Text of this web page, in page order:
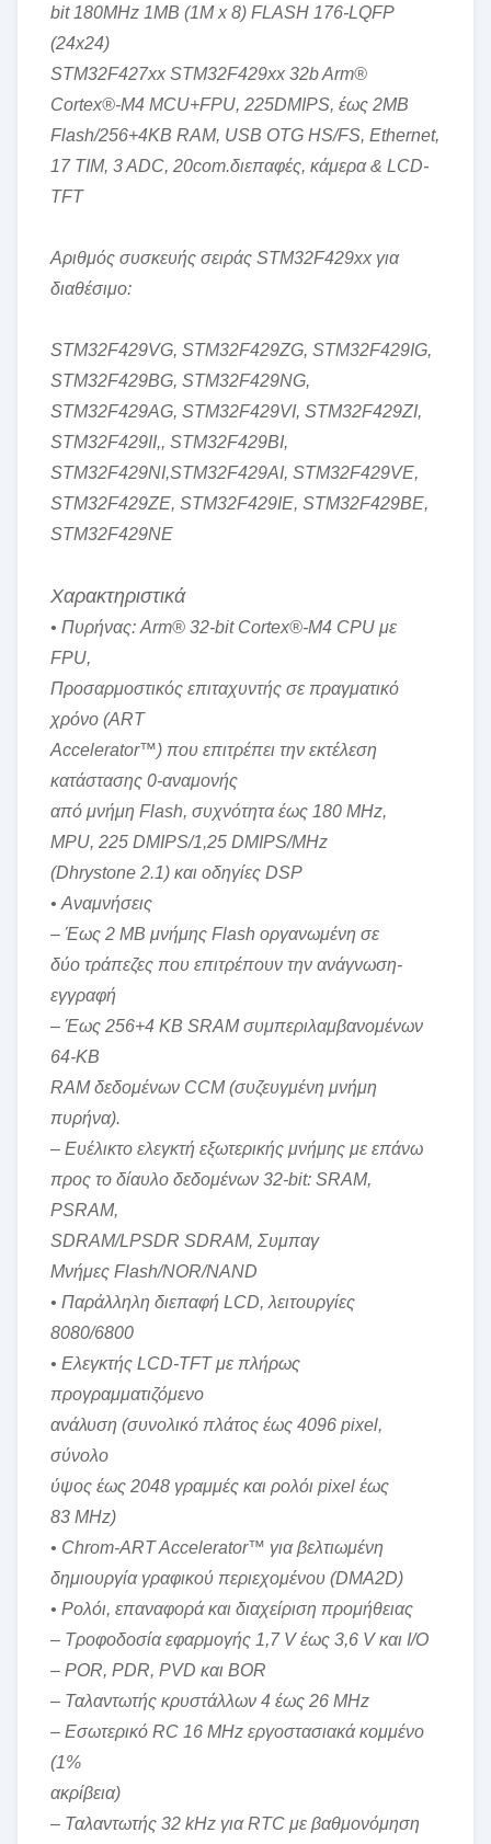
bit 180MHz 1MB (1M x 8) FLASH 176-LQFP
(24x24)
STM32F427xx STM32F429xx 32b Arm®
Cortex®-M4 MCU+FPU, 225DMIPS, έως 2MB
Flash/256+4KB RAM, USB OTG HS/FS, Ethernet,
17 TIM, 3 ADC, 20com.διεπαφές, κάμερα & LCD-
TFT
Αριθμός συσκευής σειράς STM32F429xx για
διαθέσιμο:
STM32F429VG, STM32F429ZG, STM32F429IG,
STM32F429BG, STM32F429NG,
STM32F429AG, STM32F429VI, STM32F429ZI,
STM32F429II,, STM32F429BI,
STM32F429NI,STM32F429AI, STM32F429VE,
STM32F429ZE, STM32F429IE, STM32F429BE,
STM32F429NE
Χαρακτηριστικά
• Πυρήνας: Arm® 32-bit Cortex®-M4 CPU με
FPU,
Προσαρμοστικός επιταχυντής σε πραγματικό
χρόνο (ART
Accelerator™) που επιτρέπει την εκτέλεση
κατάστασης 0-αναμονής
από μνήμη Flash, συχνότητα έως 180 MHz,
MPU, 225 DMIPS/1,25 DMIPS/MHz
(Dhrystone 2.1) και οδηγίες DSP
• Αναμνήσεις
– Έως 2 MB μνήμης Flash οργανωμένη σε
δύο τράπεζες που επιτρέπουν την ανάγνωση-
εγγραφή
– Έως 256+4 KB SRAM συμπεριλαμβανομένων
64-KB
RAM δεδομένων CCM (συζευγμένη μνήμη
πυρήνα).
– Ευέλικτο ελεγκτή εξωτερικής μνήμης με επάνω
προς το δίαυλο δεδομένων 32-bit: SRAM,
PSRAM,
SDRAM/LPSDR SDRAM, Συμπαγ
Μνήμες Flash/NOR/NAND
• Παράλληλη διεπαφή LCD, λειτουργίες
8080/6800
• Ελεγκτής LCD-TFT με πλήρως
προγραμματιζόμενο
ανάλυση (συνολικό πλάτος έως 4096 pixel,
σύνολο
ύψος έως 2048 γραμμές και ρολόι pixel έως
83 MHz)
• Chrom-ART Accelerator™ για βελτιωμένη
δημιουργία γραφικού περιεχομένου (DMA2D)
• Ρολόι, επαναφορά και διαχείριση προμήθειας
– Τροφοδοσία εφαρμογής 1,7 V έως 3,6 V και I/O
– POR, PDR, PVD και BOR
– Ταλαντωτής κρυστάλλων 4 έως 26 MHz
– Εσωτερικό RC 16 MHz εργοστασιακά κομμένο
(1%
ακρίβεια)
– Ταλαντωτής 32 kHz για RTC με βαθμονόμηση